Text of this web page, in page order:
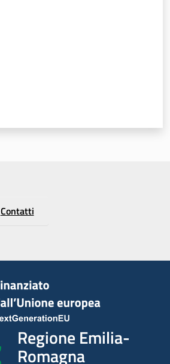
Contatti
Regione Emilia-
Romagna